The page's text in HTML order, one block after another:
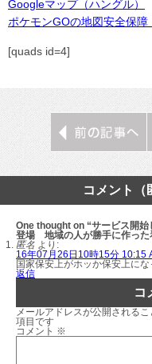
Googleマップ（ハングル）
ポケモンGOの地図安全保障
[quads id=4]
コメント（
One thought on “サービス開
登場 地域の人が勝手に作った
匿名 より:
16年07月26日10時15分 10:15
国家保安上がホッか保安上にな
返信
コ
メールアドレスが公開されるこ
項目です
コメント ※